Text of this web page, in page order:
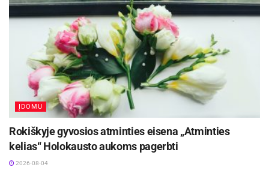
ĮDOMU
Rokiškyje gyvosios atminties eisena „Atminties
kelias“ Holokausto aukoms pagerbti
2026-08-04